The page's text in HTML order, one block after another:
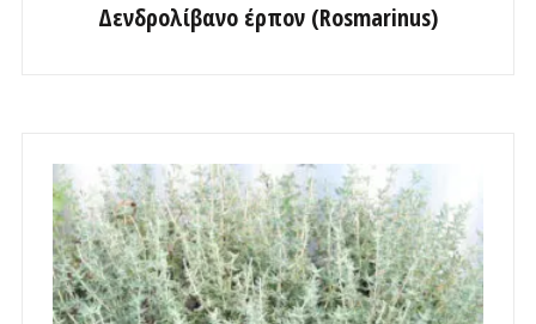
Δενδρολίβανο έρπον (Rosmarinus)